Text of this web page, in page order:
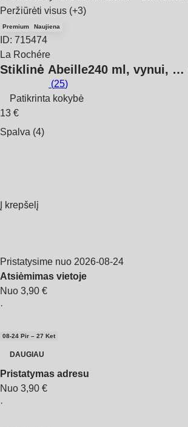
Peržiūrėti visus (+3)
Premium Naujiena
ID: 715474
La Rochére
Stiklinė Abeille240 ml, vynui, …
(25)
Patikrinta kokybė
13 €
Spalva (4)
Į krepšelį
Pristatysime nuo 2026‑08‑24
Atsiėmimas vietoje
Nuo 3,90 €
·
08‑24 Pir – 27 Ket
DAUGIAU
Pristatymas adresu
Nuo 3,90 €
·